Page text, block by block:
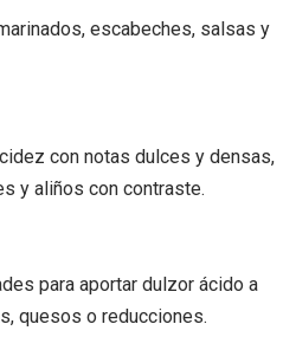
escabeches, salsas y
con notas dulces y densas,
y aliños con contraste.
para aportar dulzor ácido a
quesos o reducciones.